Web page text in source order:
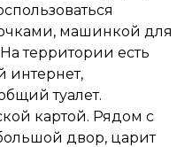
машинкой для
территории есть
интернет,
туалет.
картой. Рядом с
двор, царит